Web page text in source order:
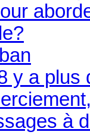
y a plus
à